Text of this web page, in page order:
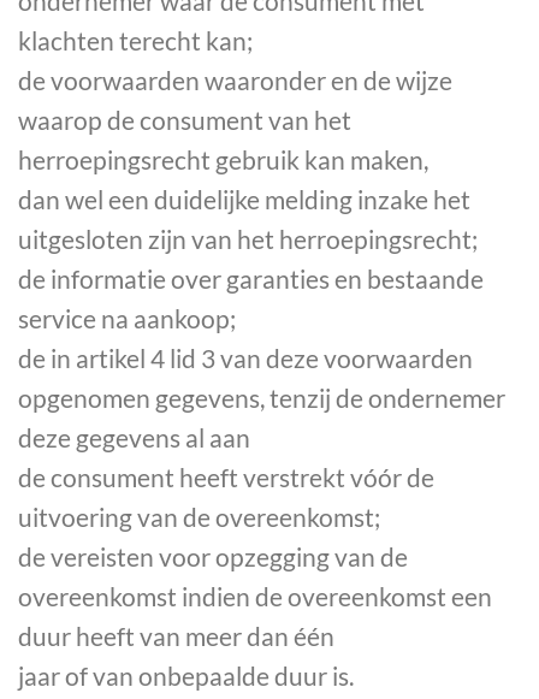
klachten terecht kan;
de voorwaarden waaronder en de wijze
waarop de consument van het
herroepingsrecht gebruik kan maken,
dan wel een duidelijke melding inzake het
uitgesloten zijn van het herroepingsrecht;
de informatie over garanties en bestaande
service na aankoop;
de in artikel 4 lid 3 van deze voorwaarden
opgenomen gegevens, tenzij de ondernemer
deze gegevens al aan
de consument heeft verstrekt vóór de
uitvoering van de overeenkomst;
de vereisten voor opzegging van de
overeenkomst indien de overeenkomst een
duur heeft van meer dan één
jaar of van onbepaalde duur is.